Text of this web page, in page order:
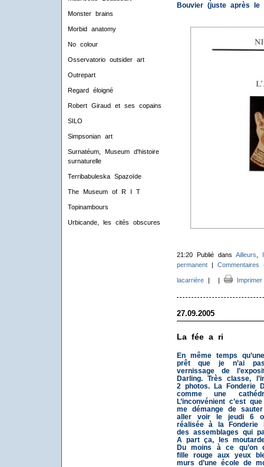
Monster brains
Morbid anatomy
No colour
Osservatorio outsider art
Outrepart
Regard éloigné
Robert Giraud et ses copains
SILO
Simpsonian art
Surnatéum, Museum d'histoire
surnaturelle
Terribabuleska Spazoïde
The Museum of R I T
Topinambours
Urbicande, les cités obscures
Bouvier (juste après
21:20 Publié dans Ailleurs
permanent| Commentaires
lacarrière| | Imprimer
27.09.2005
La fée a ri
En même temps
prêt que je n’ai pas
vernissage de
Darling. Très classe,
2 photos. La Fonderie
comme une
L’inconvénient c’est
me démange de
aller voir le jeudi 6
réalisée à la Fonderie
des assemblages qui
A part ça, les
Du moins à ce qu’on
fille rouge aux yeux
murs d’une école de